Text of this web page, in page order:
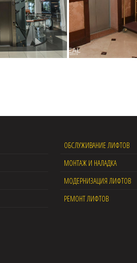
ОБСЛУЖИВАНИЕ ЛИФТОВ
МОНТАЖ И НАЛАДКА
МОДЕРНИЗАЦИЯ ЛИФТОВ
РЕМОНТ ЛИФТОВ